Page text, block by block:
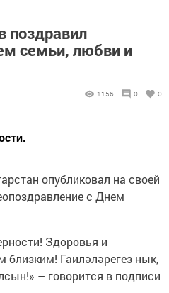
семьи, любви и
с Днем
Гаиләләрегез нык,
– говорится в подписи